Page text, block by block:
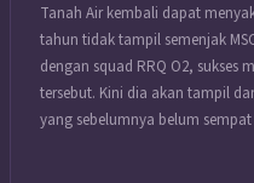
Tanah Air kembali dapat
tahun tidak tampil semenjak
dengan squad RRQ O2, sukses
tersebut. Kini dia akan tampil
yang sebelumnya belum